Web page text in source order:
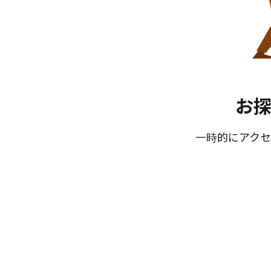
お
一時的にアク